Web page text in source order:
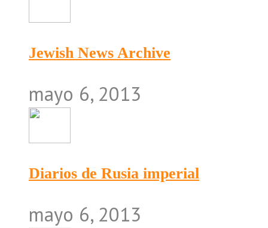
Jewish News Archive
mayo 6, 2013
Diarios de Rusia imperial
mayo 6, 2013